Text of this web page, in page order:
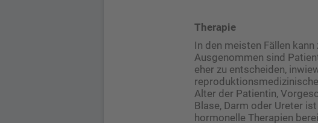
Therapie
In den meisten Fällen
Ausgenommen sind
eher zu entscheiden,
Alter der Patientin,
Blase, Darm oder Ureter
hormonelle Therapien